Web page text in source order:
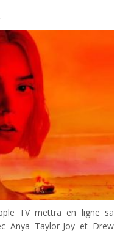
TV mettra en ligne sa
Anya Taylor-Joy et Drew